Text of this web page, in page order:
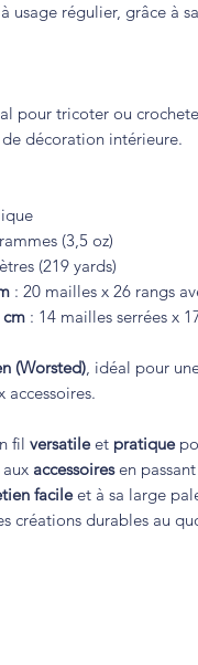
usage régulier, grâce à
pour tricoter ou
décoration intérieure.
(3,5 oz)
(219 yards)
: 20 mailles x 26 rangs
cm : 14 mailles serrées x
(Worsted), idéal pour
accessoires.
fil versatileet pratique
aux accessoiresen
facileet à sa large
créations durables au